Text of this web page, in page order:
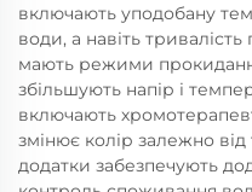
включають уподобану
води, а навіть
мають режими
збільшують напір і
включають
змінює колір залежно
додатки забезпечують